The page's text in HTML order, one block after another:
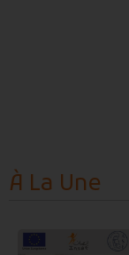
À La Une